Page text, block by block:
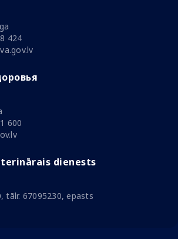
424
600
dienests
tālr. 67095230, epasts